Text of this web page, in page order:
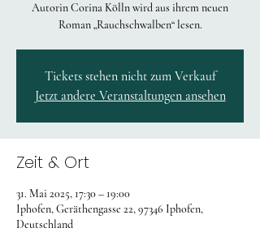
Autorin Corina Kölln wird aus ihrem neuen
Roman „Rauchschwalben“ lesen.
Tickets stehen nicht zum Verkauf
Jetzt andere Veranstaltungen ansehen
Zeit & Ort
31. Mai 2025, 17:30 – 19:00
Iphofen, Geräthengasse 22, 97346 Iphofen,
Deutschland